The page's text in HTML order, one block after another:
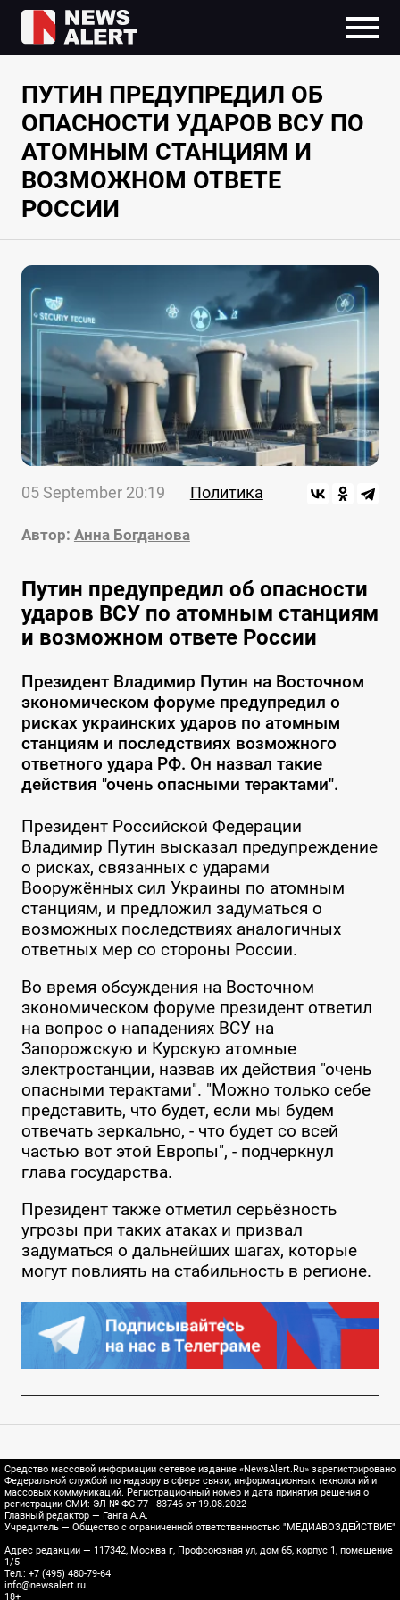
ПУТИН ПРЕДУПРЕДИЛ ОБ
ОПАСНОСТИ УДАРОВ ВСУ ПО
АТОМНЫМ СТАНЦИЯМ И
ВОЗМОЖНОМ ОТВЕТЕ
РОССИИ
05 September 20:19 Политика
Автор: Анна Богданова
Путин предупредил об опасности
ударов ВСУ по атомным станциям
и возможном ответе России
Президент Владимир Путин на Восточном
экономическом форуме предупредил о
рисках украинских ударов по атомным
станциям и последствиях возможного
ответного удара РФ. Он назвал такие
действия "очень опасными терактами".
Президент Российской Федерации
Владимир Путин высказал предупреждение
о рисках, связанных с ударами
Вооружённых сил Украины по атомным
станциям, и предложил задуматься о
возможных последствиях аналогичных
ответных мер со стороны России.
Во время обсуждения на Восточном
экономическом форуме президент ответил
на вопрос о нападениях ВСУ на
Запорожскую и Курскую атомные
электростанции, назвав их действия "очень
опасными терактами". "Можно только себе
представить, что будет, если мы будем
отвечать зеркально, - что будет со всей
частью вот этой Европы", - подчеркнул
глава государства.
Президент также отметил серьёзность
угрозы при таких атаках и призвал
задуматься о дальнейших шагах, которые
могут повлиять на стабильность в регионе.
Средство массовой информации сетевое издание «NewsAlert.Ru» зарегистрировано
Федеральной службой по надзору в сфере связи, информационных технологий и
массовых коммуникаций. Регистрационный номер и дата принятия решения о
регистрации СМИ: ЭЛ № ФС 77 - 83746 от 19.08.2022
Главный редактор — Ганга А.А.
Учредитель — Общество с ограниченной ответственностью "МЕДИАВОЗДЕЙСТВИЕ"
Адрес редакции — 117342, Москва г, Профсоюзная ул, дом 65, корпус 1, помещение
1/5
Тел.: +7 (495) 480-79-64
info@newsalert.ru
18+